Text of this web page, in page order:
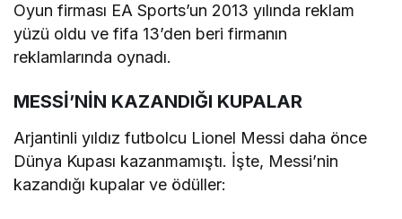
Oyun firması EA Sports’un 2013 yılında reklam
yüzü oldu ve fifa 13’den beri firmanın
reklamlarında oynadı.
MESSİ’NİN KAZANDIĞI KUPALAR
Arjantinli yıldız futbolcu Lionel Messi daha önce
Dünya Kupası kazanmamıştı. İşte, Messi’nin
kazandığı kupalar ve ödüller: